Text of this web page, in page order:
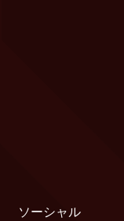
ソーシャル